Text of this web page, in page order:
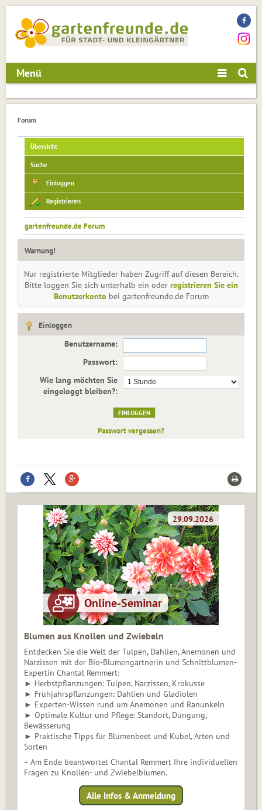
Menü
Forum
Übersicht
Suche
Einloggen
Registrieren
gartenfreunde.de Forum
Warnung!
Nur registrierte Mitglieder haben Zugriff auf diesen Bereich.
Bitte loggen Sie sich unterhalb ein oder registrieren Sie ein
Benutzerkonto bei gartenfreunde.de Forum
Einloggen
Benutzername:
Passwort:
Wie lang möchten Sie
eingeloggt bleiben?:
Passwort vergessen?
Blumen aus Knollen und Zwiebeln
Entdecken Sie die Welt der Tulpen, Dahlien, Anemonen und
Narzissen mit der Bio-Blumengärtnerin und Schnittblumen-
Expertin Chantal Remmert:
► Herbstpflanzungen: Tulpen, Narzissen, Krokusse
► Frühjahrspflanzungen: Dahlien und Gladiolen
► Experten-Wissen rund um Anemonen und Ranunkeln
► Optimale Kultur und Pflege: Standort, Düngung,
Bewässerung
► Praktische Tipps für Blumenbeet und Kübel, Arten und
Sorten
+ Am Ende beantwortet Chantal Remmert Ihre individuellen
Fragen zu Knollen- und Zwiebelblumen.
Alle Infos & Anmeldung